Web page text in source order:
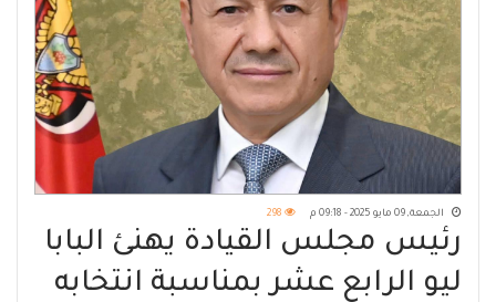
الجمعة, 09 مايو 2025 - 09:18 م 298
رئيس مجلس القيادة يهنئ البابا
ليو الرابع عشر بمناسبة انتخابه